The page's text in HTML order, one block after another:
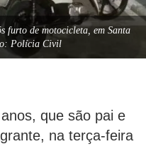
furto de motocicleta, em Santa
Polícia Civil
que são pai e
na terça-feira